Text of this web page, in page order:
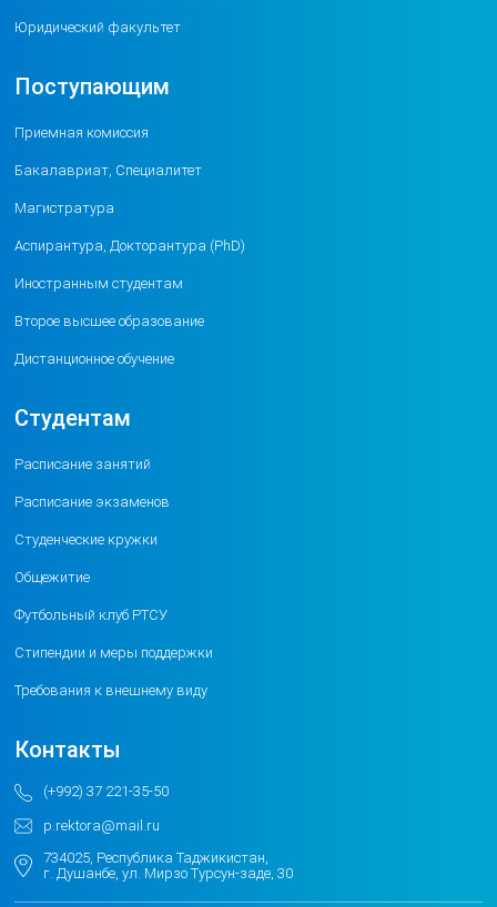
Юридический факультет
Поступающим
Приемная комиссия
Бакалавриат, Специалитет
Магистратура
Аспирантура, Докторантура (PhD)
Иностранным студентам
Второе высшее образование
Дистанционное обучение
Студентам
Расписание занятий
Расписание экзаменов
Студенческие кружки
Общежитие
Футбольный клуб РТСУ
Стипендии и меры поддержки
Требования к внешнему виду
Контакты
(+992) 37 221-35-50
p.rektora@mail.ru
734025, Республика Таджикистан,
г. Душанбе, ул. Мирзо Турсун-заде, 30